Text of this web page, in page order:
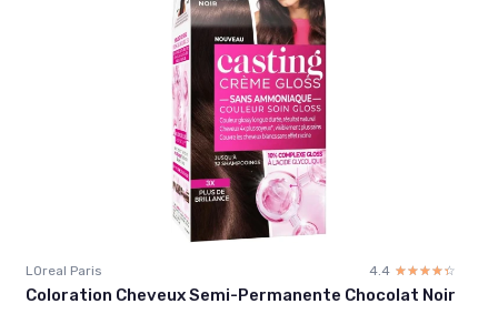
LOreal Paris 4.4 ☆☆☆☆☆
★★★★★
Coloration Cheveux Semi-Permanente Chocolat Noir